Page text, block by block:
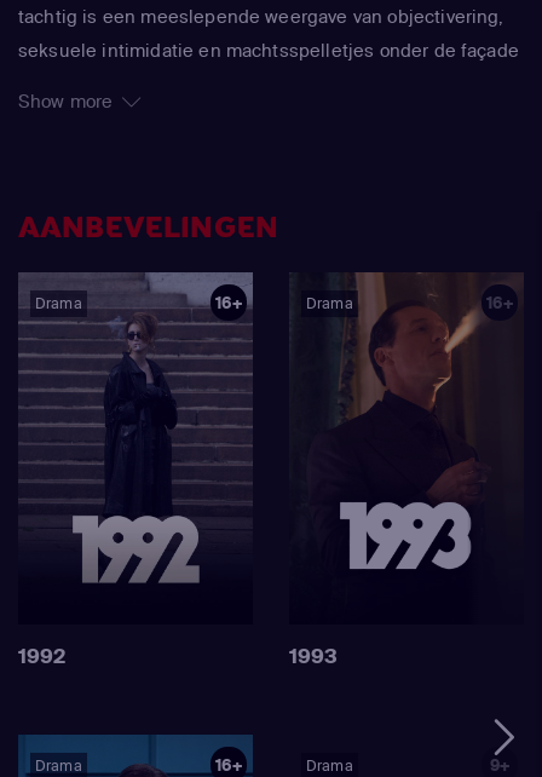
tachtig is een meeslepende weergave van objectivering,
seksuele intimidatie en machtsspelletjes onder de façade
Maar onder het gelach, de lichtjes en de glitter schuilt een
heel Mexico verzamelen zich op een indrukwekkend
landschap diep in het bos, waar de inzet wordt verhoogd
door intense trainingen, strenge diëten - en zelfs geheime
operaties. Extravagante privéfeestjes zijn een dekmantel
voor duistere deals en seksuele gunsten. En terwijl de
deelnemers extreme concurrentie ondervinden, groeien
ze naar elkaar toe door gedeelde geheimen en
kwetsbaarheid. Wanneer een van de meisjes dood wordt
aangetroffen, wordt de politie ingeschakeld om onderzoek
Show more
AANBEVELINGEN
Drama 16+
1992
Drama 16+
1993
Drama 16+ Drama 9+